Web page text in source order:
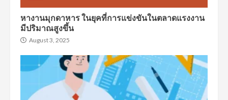
หางานมุกดาหาร ในยุคที่การแข่งขันในตลาดแรงงาน
มีปริมาณสูงขึ้น
August 3, 2025